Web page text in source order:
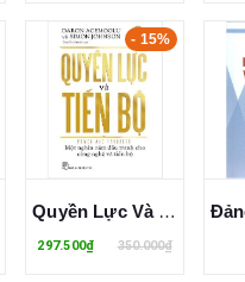
- 15%
Quyền Lực Và Tiến Bộ - Daron Acemoglu, Simon Johnson
297.500₫ 350.000₫